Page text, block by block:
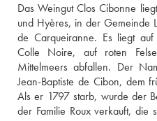
Das Weingut Clos Cibonne
und Hyères, in der Gemeinde
de Carqueiranne. Es liegt
Colle Noire, auf roten
Mittelmeers abfallen. Der
Jean-Baptiste de Cibon, dem
Als er 1797 starb, wurde der
der Familie Roux verkauft, die